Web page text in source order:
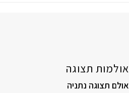
אולמות תצוגה
אולם תצוגה נתניה